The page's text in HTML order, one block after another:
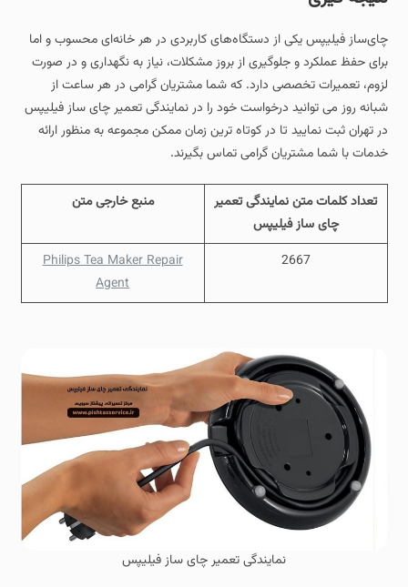
چای‌ساز فیلیپس یکی از دستگاه‌های کاربردی در هر خانه‌ای محسوب و اما
برای حفظ عملکرد و جلوگیری از بروز مشکلات، نیاز به نگهداری و در صورت
لزوم، تعمیرات تخصصی دارد. که شما مشتریان گرامی در هر ساعت از
شبانه روز می توانید درخواست خود را در نمایندگی تعمیر چای ساز فیلیپس
در تهران ثبت نمایید تا در کوتاه ترین زمان ممکن مجموعه به منظور ارائه
خدمات با شما مشتریان گرامی تماس بگیرند.
تعداد کلمات متن نمایندگی تعمیر
چای ساز فیلیپس
منبع خارجی متن
2667
Philips Tea Maker Repair
Agent
نمایندگی تعمیر چای ساز فیلیپس